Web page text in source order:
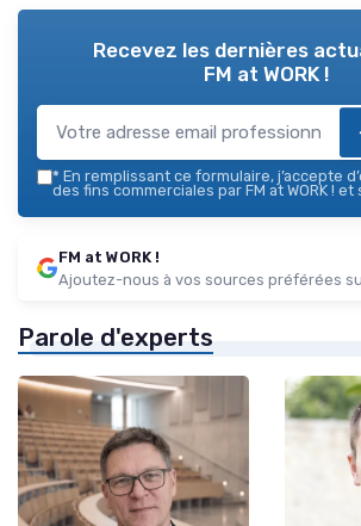
Recevez les dernières
FM at WORK !
* En remplissant ce formulaire, j’accepte
des fins commerciales par FM at WORK !
FM at WORK !
Ajoutez-nous à vos sources préférées
Parole d'experts